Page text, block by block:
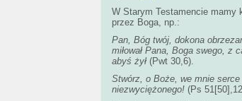
W Starym Testamencie mamy
przez Boga, np.:
Pan, Bóg twój, dokona
miłował Pana, Boga swego, z
abyś żył (Pwt 30,6).
Stwórz, o Boże, we mnie
niezwyciężonego! (Ps